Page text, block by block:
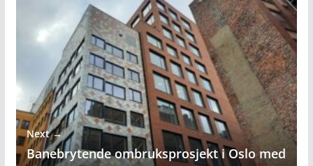
Next →
Banebrytende ombruksprosjekt i Oslo med